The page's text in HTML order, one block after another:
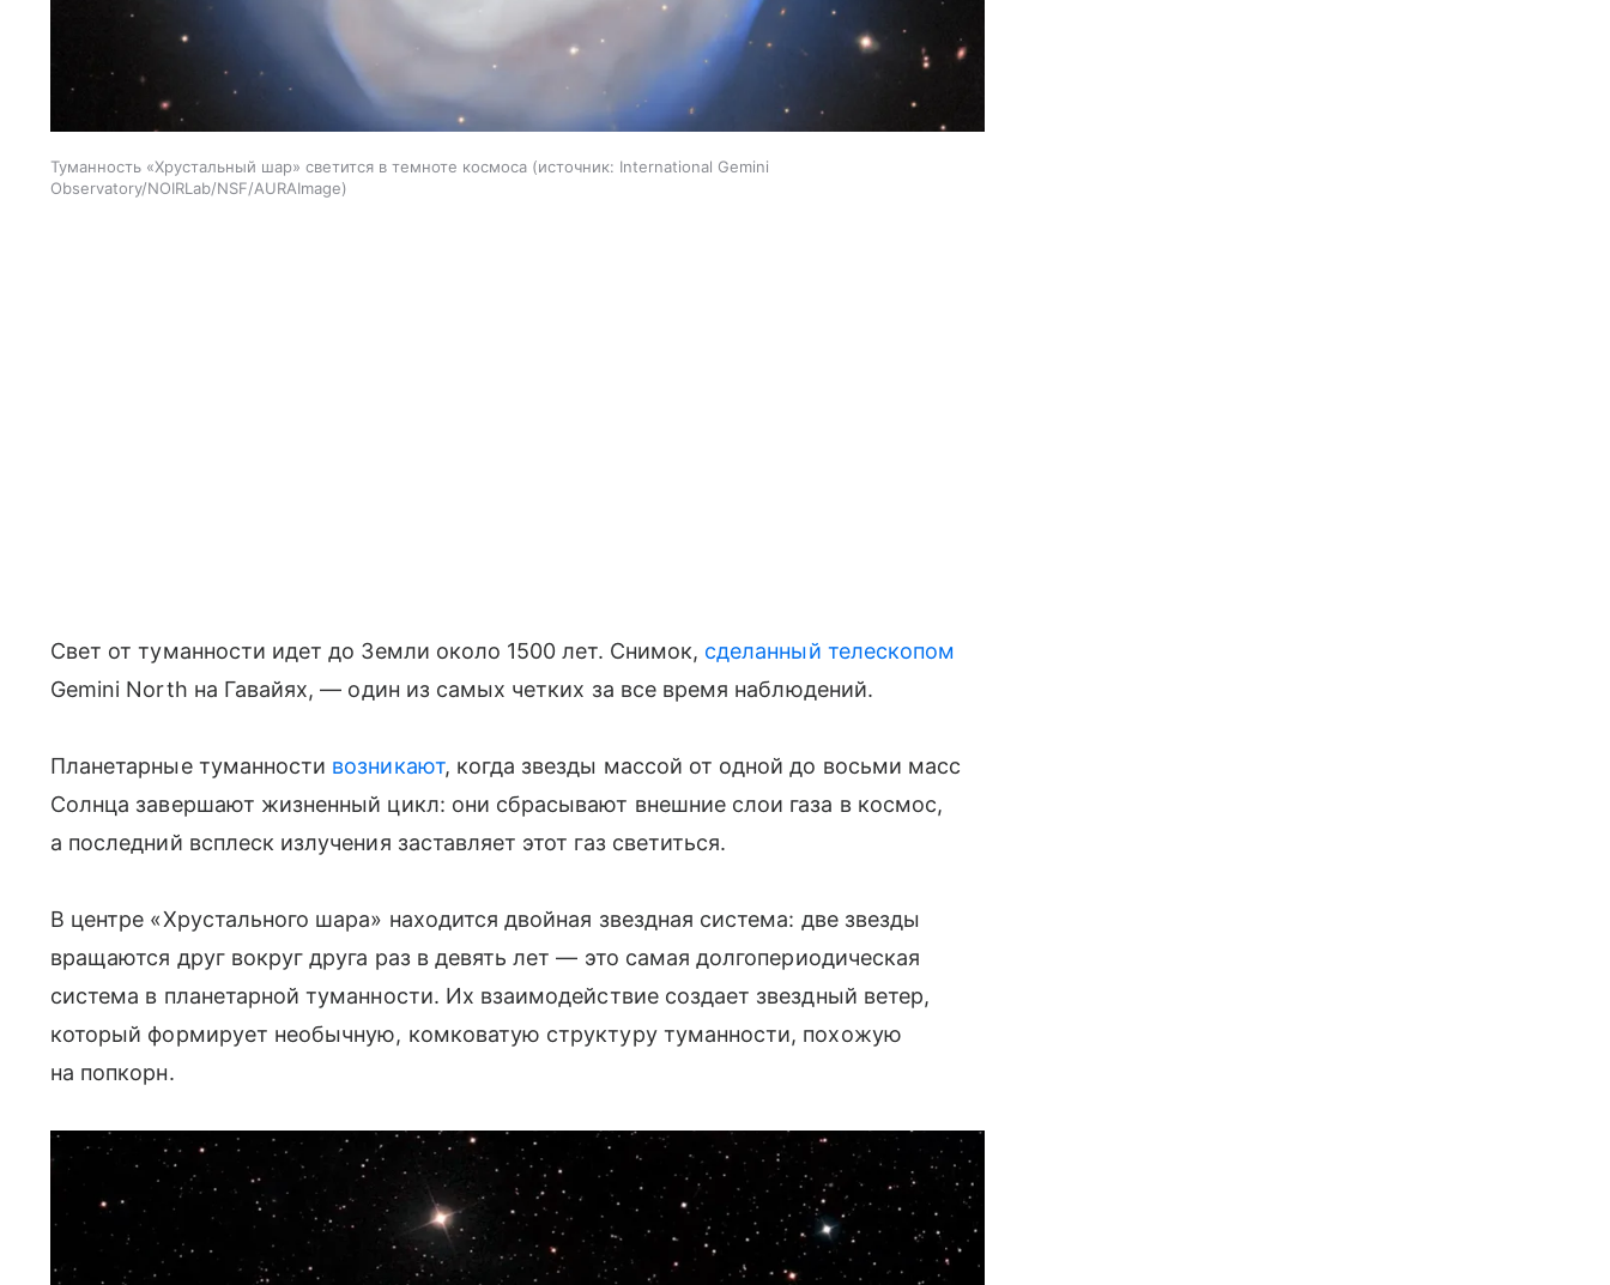
Туманность «Хрустальный шар» светится в темноте космоса источник: International Gemini
Observatory/NOIRLab/NSF/AURAImage
Свет от туманности идет до Земли около 1500 лет. Снимок, сделанный телескопом
Gemini North на Гавайях, — один из самых четких за все время наблюдений.
Планетарные туманности возникают, когда звезды массой от одной до восьми масс
Солнца завершают жизненный цикл: они сбрасывают внешние слои газа в космос,
а последний всплеск излучения заставляет этот газ светиться.
В центре «Хрустального шара» находится двойная звездная система: две звезды
вращаются друг вокруг друга раз в девять лет — это самая долгопериодическая
система в планетарной туманности. Их взаимодействие создает звездный ветер,
который формирует необычную, комковатую структуру туманности, похожую
на попкорн.